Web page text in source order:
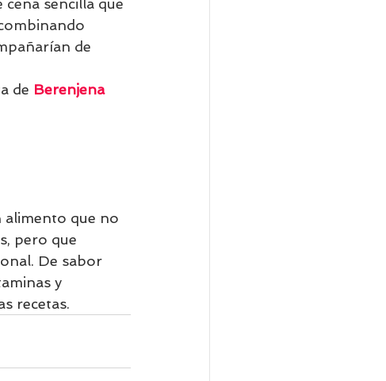
sencilla que
de
de Berenjena
alimento que no
pero que
De sabor
y
recetas.